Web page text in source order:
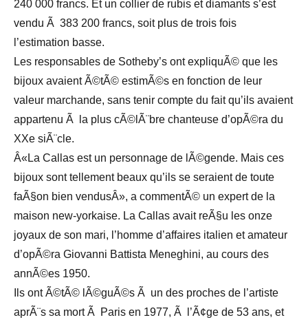
240 000 francs. Et un collier de rubis et diamants s’est
vendu Ã 383 200 francs, soit plus de trois fois
l’estimation basse.
Les responsables de Sotheby’s ont expliquÃ© que les
bijoux avaient Ã©tÃ© estimÃ©s en fonction de leur
valeur marchande, sans tenir compte du fait qu’ils avaient
appartenu Ã la plus cÃ©lÃ¨bre chanteuse d’opÃ©ra du
XXe siÃ¨cle.
Â«La Callas est un personnage de lÃ©gende. Mais ces
bijoux sont tellement beaux qu’ils se seraient de toute
faÃ§on bien vendusÂ», a commentÃ© un expert de la
maison new-yorkaise. La Callas avait reÃ§u les onze
joyaux de son mari, l’homme d’affaires italien et amateur
d’opÃ©ra Giovanni Battista Meneghini, au cours des
annÃ©es 1950.
Ils ont Ã©tÃ© lÃ©guÃ©s Ã un des proches de l’artiste
aprÃ¨s sa mort Ã Paris en 1977, Ã l’Ã¢ge de 53 ans, et